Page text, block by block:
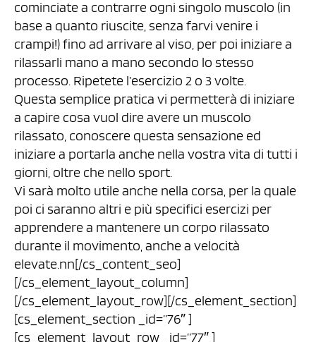
cominciate a contrarre ogni singolo muscolo (in
base a quanto riuscite, senza farvi venire i
crampi!) fino ad arrivare al viso, per poi iniziare a
rilassarli mano a mano secondo lo stesso
processo. Ripetete l’esercizio 2 o 3 volte.
Questa semplice pratica vi permetterà di iniziare
a capire cosa vuol dire avere un muscolo
rilassato, conoscere questa sensazione ed
iniziare a portarla anche nella vostra vita di tutti i
giorni, oltre che nello sport.
Vi sarà molto utile anche nella corsa, per la quale
poi ci saranno altri e più specifici esercizi per
apprendere a mantenere un corpo rilassato
durante il movimento, anche a velocità
elevate.nn[/cs_content_seo]
[/cs_element_layout_column]
[/cs_element_layout_row][/cs_element_section]
[cs_element_section _id=”76″ ]
[cs_element_layout_row _id=”77″ ]